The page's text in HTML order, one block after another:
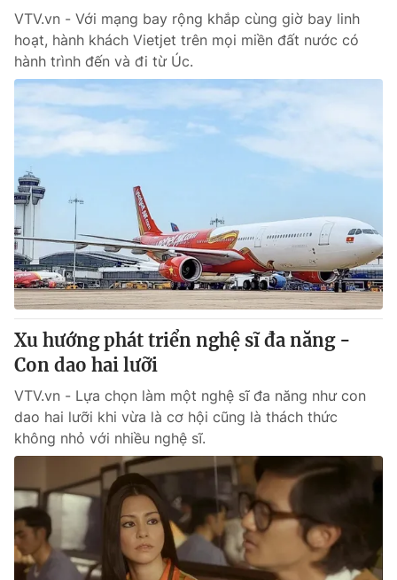
VTV.vn - Với mạng bay rộng khắp cùng giờ bay linh
hoạt, hành khách Vietjet trên mọi miền đất nước có
hành trình đến và đi từ Úc.
Xu hướng phát triển nghệ sĩ đa năng -
Con dao hai lưỡi
VTV.vn - Lựa chọn làm một nghệ sĩ đa năng như con
dao hai lưỡi khi vừa là cơ hội cũng là thách thức
không nhỏ với nhiều nghệ sĩ.